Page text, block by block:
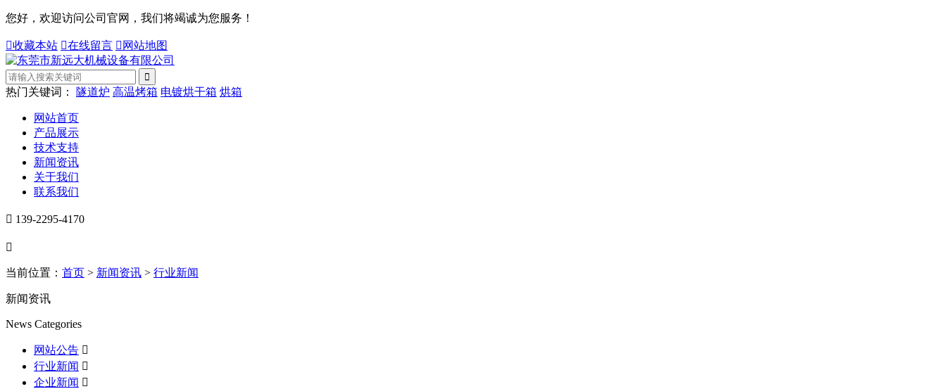
您好，欢迎访问公司官网，我们将竭诚为您服务！
收藏本站 在线留言  网站地图
热门关键词： 隧道炉 高温烤箱 电镀烘干箱 烘箱
网站首页
产品展示
技术支持
新闻资讯
关于我们
联系我们
 139-2295-4170

当前位置： 首页 > 新闻资讯 > 行业新闻
新闻资讯
News Categories
网站公告 
行业新闻 
企业新闻 